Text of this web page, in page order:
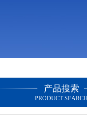
产品搜索
PRODUCT